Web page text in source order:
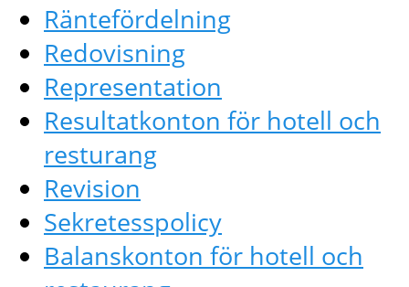
Räntefördelning
Redovisning
Representation
Resultatkonton för hotell och
resturang
Revision
Sekretesspolicy
Balanskonton för hotell och